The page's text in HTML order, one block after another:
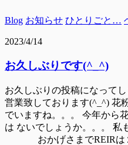
Blog お知らせ ひとりごと…
2023/4/14
お久しぶりです(^_^)
お久しぶりの投稿になって
営業致しております(^_^) 花
でいますね。。。 今年から
は ないでしょうか。。。
おかげさまでREIRは２